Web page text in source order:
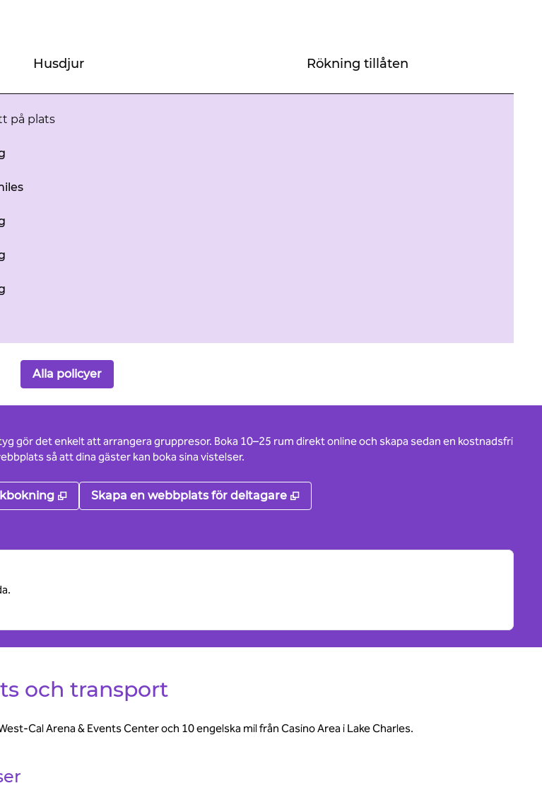
Husdjur Rökning tillåten
på plats
Alla policyer
gör det enkelt att arrangera gruppresor. Boka 10–25 rum direkt online och skapa sedan en kostnadsfri
så att dina gäster kan boka sina vistelser.
, Öppnas i ny flik
Skapa en webbplats för deltagare ,
och transport
Cal Arena & Events Center och 10 engelska mil från Casino Area i Lake Charles.